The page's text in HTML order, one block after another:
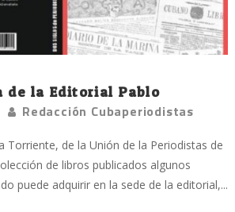
de la Editorial Pablo
Redacción Cubaperiodistas
Torriente, de la Unión de la Periodistas de
de libros publicados algunos
puede adquirir en la sede de la editorial,...